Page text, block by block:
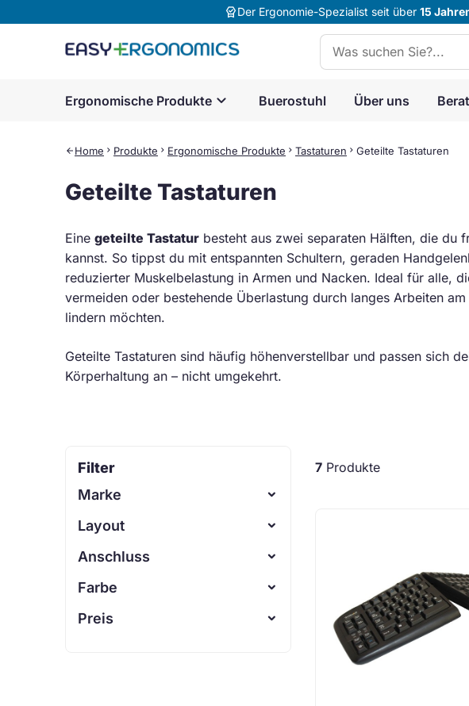
editor_choiceDer Ergonomie-Spezialist seit über 15
Suchen:
Ergonomische Produkte expand_more Buerostuhl Über uns
arrow_back Home chevron_right Produkte chevron_right Ergonomische Produkte chevron_right Tastaturen chevron_right Geteilte Tastaturen
Geteilte Tastaturen
Eine geteilte Tastatur besteht aus zwei separaten Hälften, die du
kannst. So tippst du mit entspannten Schultern, geraden
reduzierter Muskelbelastung in Armen und Nacken. Ideal für alle,
vermeiden oder bestehende Überlastung durch langes Arbeiten
lindern möchten.
Geteilte Tastaturen sind häufig höhenverstellbar und passen sich
Körperhaltung an – nicht umgekehrt.
Filter
Marke
Layout
n.z.
AZERTY - FR
Anschluss
n.z.
USB Kabel
Farbe
n.z.
Preis
7 Produkte